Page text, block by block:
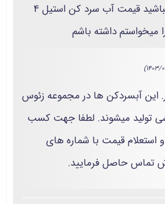
سلام خوبید خسته نباشید قیمت آب سرد کن استیل 4
این آبسردکن ها در مجموعه زئوس
تولید میشوند. لطفا جهت کسب
استعلام قیمت با شماره های
تماس حاصل فرمایید.